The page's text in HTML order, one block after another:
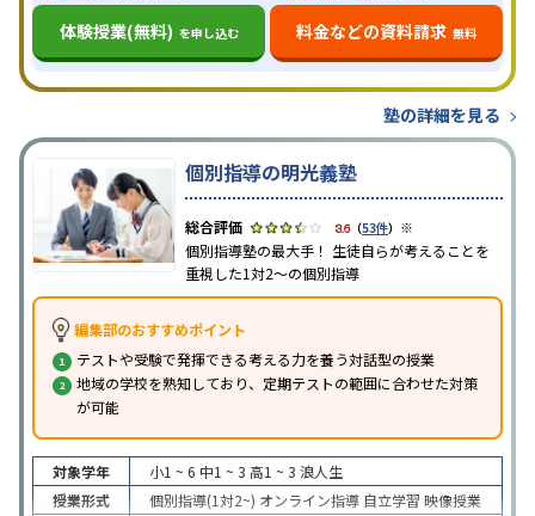
体験授業(無料) を申し込む 料金などの資料請求 無料
塾の詳細を見る
個別指導の明光義塾
3.6（53件） ※
個別指導塾の最大手！ 生徒自らが考えることを
重視した1対2〜の個別指導
編集部のおすすめポイント
テストや受験で発揮できる考える力を養う対話型の授業
地域の学校を熟知しており、定期テストの範囲に合わせた対策
が可能
対象学年 小1 ~ 6 中1 ~ 3 高1 ~ 3 浪人生
授業形式
個別指導(1対2~) オンライン指導 自立学習 映像授業